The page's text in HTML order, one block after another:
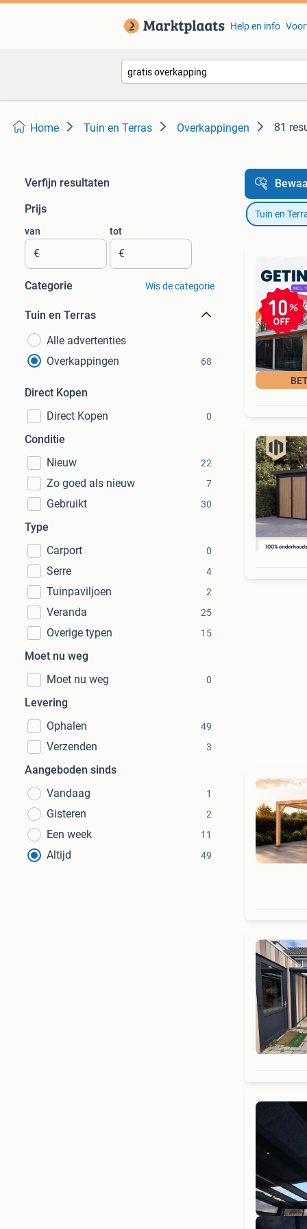
Help en info
Home Tuin en Terras Overkappingen 81
Verfijn resultaten
Prijs
van
€
tot
€
Categorie Wis de categorie
Tuin en Terras
Alle advertenties
Overkappingen
68
Direct Kopen
Direct Kopen
0
Conditie
Nieuw
22
Zo goed als nieuw 7
Gebruikt 30
Type
Carport
0
Serre 4
Tuinpaviljoen 2
Veranda 25
Overige typen 15
Moet nu weg
Moet nu weg
0
Levering
Ophalen
49
Verzenden 3
Aangeboden sinds
Vandaag
1
Gisteren 2
Een week 11
Altijd 49
Tuin en